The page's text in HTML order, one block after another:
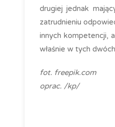
drugiej jednak
zatrudnieniu
innych kompetencji,
właśnie w tych
fot. freepik.com
oprac. /kp/